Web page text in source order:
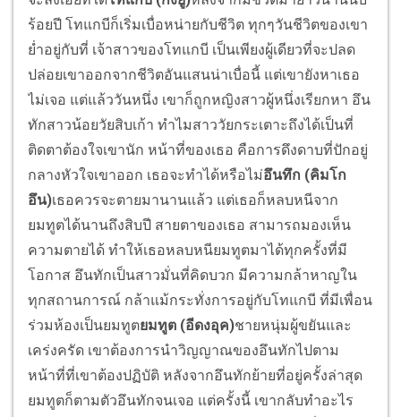
ร้อยปี โทแกบีก็เริ่มเบื่อหน่ายกับชีวิต ทุกๆวันชีวิตของเขา
ย่ำอยู่กับที่ เจ้าสาวของโทแกบี เป็นเพียงผู้เดียวที่จะปลด
ปล่อยเขาออกจากชีวิตอันแสนน่าเบื่อนี้ แต่เขายังหาเธอ
ไม่เจอ แต่แล้ววันหนึ่ง เขาก็ถูกหญิงสาวผู้หนึ่งเรียกหา อึน
ทักสาวน้อยวัยสิบเก้า ทำไมสาววัยกระเตาะถึงได้เป็นที่
ติดตาต้องใจเขานัก หน้าที่ของเธอ คือการดึงดาบที่ปักอยู่
กลางหัวใจเขาออก เธอจะทำได้หรือไม่อึนทึก (คิมโก
อึน)เธอควรจะตายมานานแล้ว แต่เธอก็หลบหนีจาก
ยมทูตได้นานถึงสิบปี สายตาของเธอ สามารถมองเห็น
ความตายได้ ทำให้เธอหลบหนียมทูตมาได้ทุกครั้งที่มี
โอกาส อึนทักเป็นสาวมั่นที่คิดบวก มีความกล้าหาญใน
ทุกสถานการณ์ กล้าแม้กระทั่งการอยู่กับโทแกบี ที่มีเพื่อน
ร่วมห้องเป็นยมทูตยมทูต (อีดงอุค)ชายหนุ่มผู้ขยันและ
เคร่งครัด เขาต้องการนำวิญญาณของอึนทักไปตาม
หน้าที่ที่เขาต้องปฏิบัติ หลังจากอึนทักย้ายที่อยู่ครั้งล่าสุด
ยมทูตก็ตามตัวอึนทักจนเจอ แต่ครั้งนี้ เขากลับทำอะไร